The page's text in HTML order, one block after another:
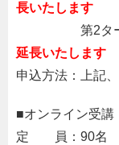
長いたします
第2タ
延長いたします
申込方法：上記
■オンライン受講
定 員：90名